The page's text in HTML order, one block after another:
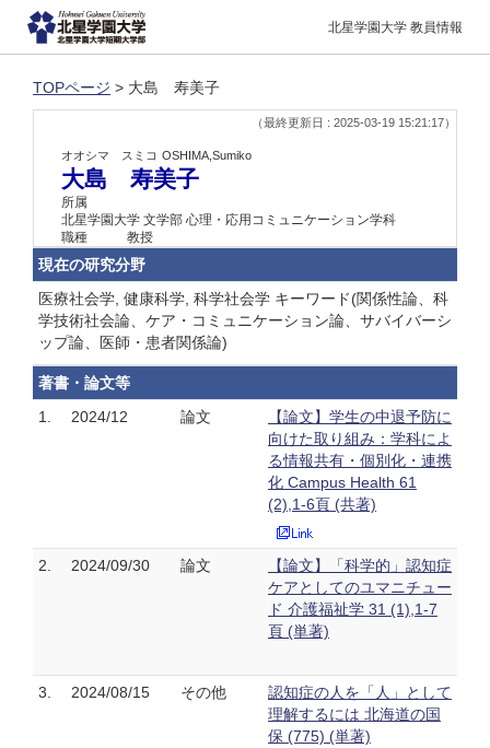
北星学園大学 教員情報
TOPページ > 大島 寿美子
（最終更新日 : 2025-03-19 15:21:17）
オオシマ スミコ OSHIMA,Sumiko
大島 寿美子
所属
北星学園大学 文学部 心理・応用コミュニケーション学科
職種
教授
現在の研究分野
医療社会学, 健康科学, 科学社会学 キーワード(関係性論、科
学技術社会論、ケア・コミュニケーション論、サバイバーシ
ップ論、医師・患者関係論)
著書・論文等
1.
2024/12 論文
【論文】学生の中退予防に
向けた取り組み：学科によ
る情報共有・個別化・連携
化 Campus Health 61
(2),1-6頁 (共著)
2. 2024/09/30 論文
【論文】「科学的」認知症
ケアとしてのユマニチュー
ド 介護福祉学 31 (1),1-7
頁 (単著)
3. 2024/08/15 その他
認知症の人を「人」として
理解するには 北海道の国
保 (775) (単著)